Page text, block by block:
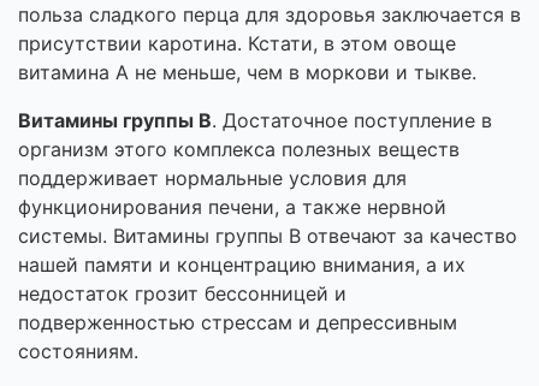
польза сладкого перца для здоровья заключается в
присутствии каротина. Кстати, в этом овоще
витамина А не меньше, чем в моркови и тыкве.
Витамины группы В. Достаточное поступление в
организм этого комплекса полезных веществ
поддерживает нормальные условия для
функционирования печени, а также нервной
системы. Витамины группы В отвечают за качество
нашей памяти и концентрацию внимания, а их
недостаток грозит бессонницей и
подверженностью стрессам и депрессивным
состояниям.